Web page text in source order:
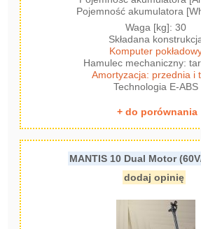
Pojemność akumulatora
Waga [kg]: 30
Składana
Komputer
Hamulec mechaniczny:
Amortyzacja: przednia i
Technologia E-ABS
+ do porównania
MANTIS 10 Dual Motor
dodaj opinię